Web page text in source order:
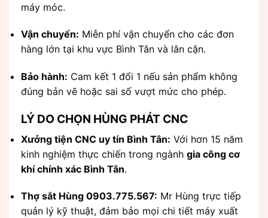
máy móc.
Vận chuyển: Miễn phí vận chuyển cho các đơn
hàng lớn tại khu vực Bình Tân và lân cận.
Bảo hành: Cam kết 1 đổi 1 nếu sản phẩm không
đúng bản vẽ hoặc sai số vượt mức cho phép.
LÝ DO CHỌN HÙNG PHÁT CNC
Xưởng tiện CNC uy tín Bình Tân: Với hơn 15 năm
kinh nghiệm thực chiến trong ngành gia công cơ
khí chính xác Bình Tân.
Thợ sắt Hùng 0903.775.567: Mr Hùng trực tiếp
quản lý kỹ thuật, đảm bảo mọi chi tiết máy xuất